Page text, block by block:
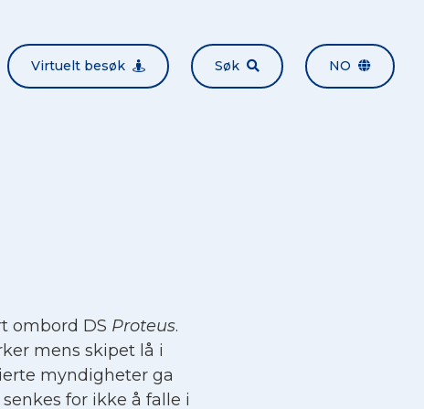
Virtuelt besøk Søk NO
ombord DS Proteus.
mens skipet lå i
myndigheter ga
for ikke å falle i